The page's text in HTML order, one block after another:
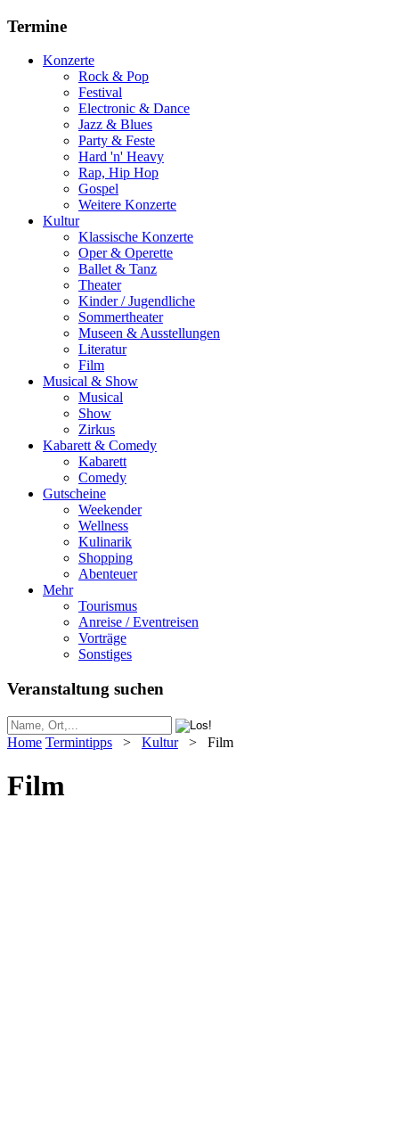
Termine
Konzerte
Rock & Pop
Festival
Electronic & Dance
Jazz & Blues
Party & Feste
Hard 'n' Heavy
Rap, Hip Hop
Gospel
Weitere Konzerte
Kultur
Klassische Konzerte
Oper & Operette
Ballet & Tanz
Theater
Kinder / Jugendliche
Sommertheater
Museen & Ausstellungen
Literatur
Film
Musical & Show
Musical
Show
Zirkus
Kabarett & Comedy
Kabarett
Comedy
Gutscheine
Weekender
Wellness
Kulinarik
Shopping
Abenteuer
Mehr
Tourismus
Anreise / Eventreisen
Vorträge
Sonstiges
Veranstaltung suchen
Home Termintipps > Kultur > Film
Film